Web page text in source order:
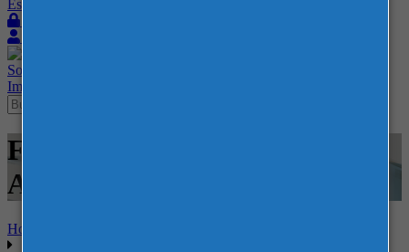
Escritório de Relações Governamentais
Sobre
Imprensa
Feiras - Expoville - SC -
Alimentício
Home